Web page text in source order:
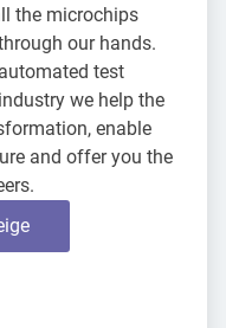
the microchips
our hands.
test
we help the
enable
and offer you the